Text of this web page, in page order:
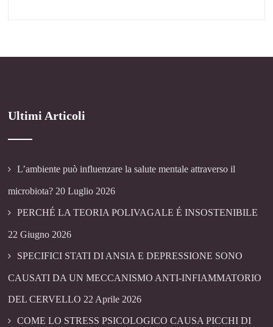
Ultimi Articoli
L’ambiente può influenzare la salute mentale attraverso il
microbiota? 20 Luglio 2026
PERCHÉ LA TEORIA POLIVAGALE É INSOSTENIBILE
22 Giugno 2026
SPECIFICI STATI DI ANSIA E DEPRESSIONE SONO
CAUSATI DA UN MECCANISMO ANTI-INFIAMMATORIO
DEL CERVELLO 22 Aprile 2026
COME LO STRESS PSICOLOGICO CAUSA PICCHI DI